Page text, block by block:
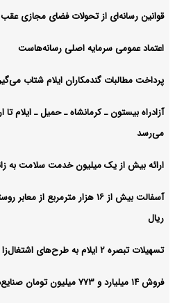
قوانین رسانه‌ای از تحولات فضای مجازی
اعتماد عمومی سرمایه اصلی رسانه‌هاست
پرداخت مطالبات گندمکاران ایلام شتاب
آزادراه بیستون ـ کرمانشاه ـ حمیل ـ ایلام تا
می‌رسد
ارائه بیش از یک میلیون خدمت سلامت به
ریال
تسهیلات تبصره ۲ ایلام به طرح‌های اشتغال‌زا و اولویت‌دار اختصاص می‌یابد
فروش ۱۴ میلیارد و ۷۷۳ میلیون تومان صنایع‌دستی ایلام در ایام اربعین